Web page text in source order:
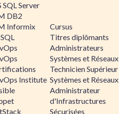
SQL Server
DB2
Informix
Institute
Cursus
Titres diplômants
Administrateurs
Systèmes et Réseaux
Technicien Supérieur
Systèmes et Réseaux
Administrateur
d'Infrastructures
Sécurisées